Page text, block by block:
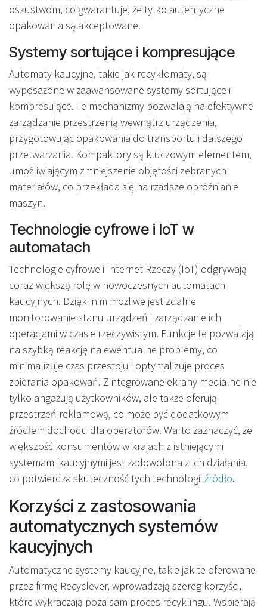
oszustwom, co gwarantuje, że tylko autentyczne
opakowania są akceptowane.
Systemy sortujące i kompresujące
Automaty kaucyjne, takie jak recyklomaty, są
wyposażone w zaawansowane systemy sortujące i
kompresujące. Te mechanizmy pozwalają na efektywne
zarządzanie przestrzenią wewnątrz urządzenia,
przygotowując opakowania do transportu i dalszego
przetwarzania. Kompaktory są kluczowym elementem,
umożliwiającym zmniejszenie objętości zebranych
materiałów, co przekłada się na rzadsze opróżnianie
maszyn.
Technologie cyfrowe i IoT w
automatach
Technologie cyfrowe i Internet Rzeczy (IoT) odgrywają
coraz większą rolę w nowoczesnych automatach
kaucyjnych. Dzięki nim możliwe jest zdalne
monitorowanie stanu urządzeń i zarządzanie ich
operacjami w czasie rzeczywistym. Funkcje te pozwalają
na szybką reakcję na ewentualne problemy, co
minimalizuje czas przestoju i optymalizuje proces
zbierania opakowań. Zintegrowane ekrany medialne nie
tylko angażują użytkowników, ale także oferują
przestrzeń reklamową, co może być dodatkowym
źródłem dochodu dla operatorów. Warto zaznaczyć, że
większość konsumentów w krajach z istniejącymi
systemami kaucyjnymi jest zadowolona z ich działania,
co potwierdza skuteczność tych technologii źródło.
Korzyści z zastosowania
automatycznych systemów
kaucyjnych
Automatyczne systemy kaucyjne, takie jak te oferowane
przez firmę Recyclever, wprowadzają szereg korzyści,
które wykraczają poza sam proces recyklingu. Wspierają